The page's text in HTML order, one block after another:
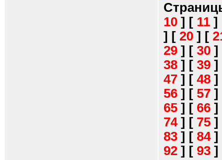
10 ] [ 11 ]
] [ 20 ] [
29 ] [ 30 ]
38 ] [ 39 ]
47 ] [ 48 ]
56 ] [ 57 ]
65 ] [ 66 ]
74] [ 75 ]
83 ] [ 84]
92 ] [ 93 ]